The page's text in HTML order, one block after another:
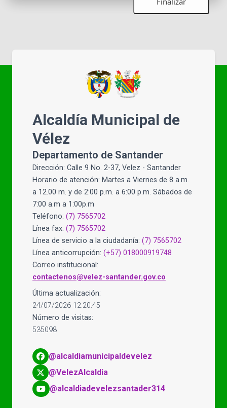
Alcaldía Municipal de
Vélez
Departamento de Santander
Dirección: Calle 9 No. 2-37, Velez - Santander
Horario de atención: Martes a Viernes de 8 a.m.
a 12.00 m. y de 2:00 p.m. a 6:00 p.m. Sábados de
7:00 a.m a 1:00p.m
Teléfono: (7) 7565702
Línea fax: (7) 7565702
Línea de servicio a la ciudadanía: (7) 7565702
Línea anticorrupción: (+57) 018000919748
Correo institucional:
contactenos@velez-santander.gov.co
Última actualización:
24/07/2026 12:20:45
Número de visitas:
535098
@alcaldiamunicipaldevelez
@VelezAlcaldia
@alcaldiadevelezsantader314